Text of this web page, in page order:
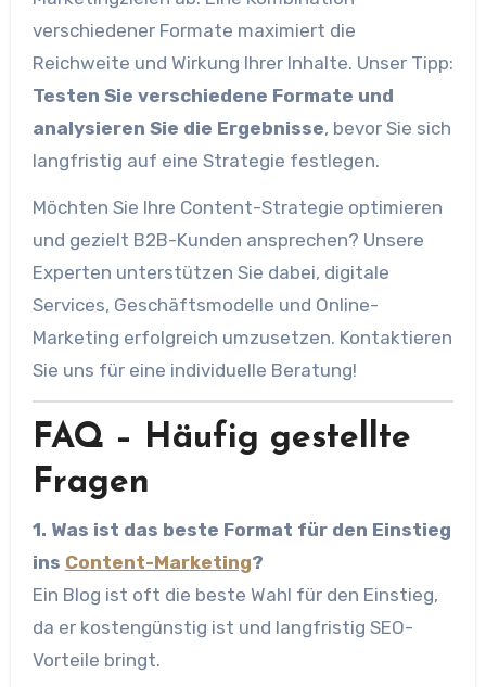
verschiedener Formate maximiert die
Reichweite und Wirkung Ihrer Inhalte. Unser Tipp:
Testen Sie verschiedene Formate und
analysieren Sie die Ergebnisse, bevor Sie sich
langfristig auf eine Strategie festlegen.
Möchten Sie Ihre Content-Strategie optimieren
und gezielt B2B-Kunden ansprechen? Unsere
Experten unterstützen Sie dabei, digitale
Services, Geschäftsmodelle und Online-
Marketing erfolgreich umzusetzen. Kontaktieren
Sie uns für eine individuelle Beratung!
FAQ – Häufig gestellte
Fragen
1. Was ist das beste Format für den Einstieg
ins Content-Marketing?
Ein Blog ist oft die beste Wahl für den Einstieg,
da er kostengünstig ist und langfristig SEO-
Vorteile bringt.